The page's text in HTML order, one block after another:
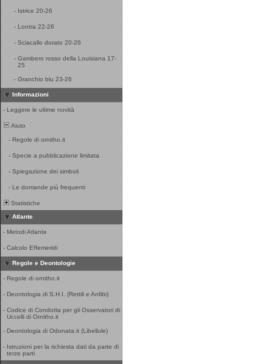
- Istrice 20-26
- Lontra 22-26
- Sciacallo dorato 20-26
- Gambero rosso della Louisiana 17-
25
- Granchio blu 23-26
Informazioni
- Leggere le ultime novità
Aiuto
- Regole di ornitho.it
- Specie a pubblicazione limitata
- Spiegazione dei simboli
- Le domande più frequenti
Statistiche
Atlante
- Metodi Atlante
- Calcolo Effemeridi
Regole e Deontologie
- Regole di ornitho.it
- Deontologia di S.H.I. (Rettili e Anfibi)
- Codice di Condotta per gli Osservatori di
Uccelli di Ornitho.it
- Deontologia di Odonata.it (Libellule)
- Istruzioni per la richiesta dati da parte di
terze parti